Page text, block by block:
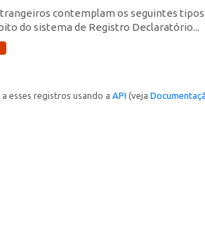
contemplam os seguintes
do sistema de Registro Declaratório...
esses registros usando a API (veja